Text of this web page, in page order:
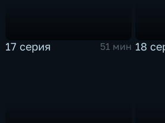
17 серия 51 мин 18